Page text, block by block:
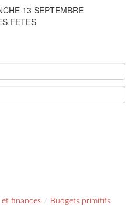
13 SEPTEMBRE
FETES
et finances / Budgets primitifs